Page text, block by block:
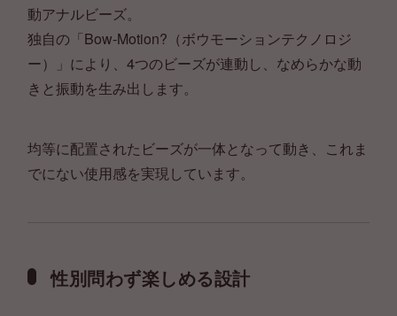
動アナルビーズ。
独自の「Bow-Motion?（ボウモーションテクノロジ
ー）」により、4つのビーズが連動し、なめらかな動
きと振動を生み出します。
均等に配置されたビーズが一体となって動き、これま
でにない使用感を実現しています。
性別問わず楽しめる設計